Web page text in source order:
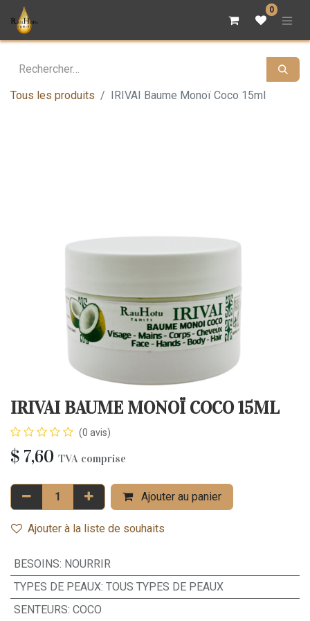
0
Tous les produits IRIVAI Baume Monoï Coco 15ml
IRIVAI BAUME MONOÏ COCO 15ML
(0 avis)
$ 7,60 TVA comprise
Ajouter au panier
Ajouter à la liste de souhaits
BESOINS: NOURRIR
TYPES DE PEAUX: TOUS TYPES DE PEAUX
SENTEURS: COCO